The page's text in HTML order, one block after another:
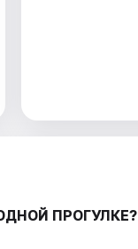
ПРОГУЛКЕ?